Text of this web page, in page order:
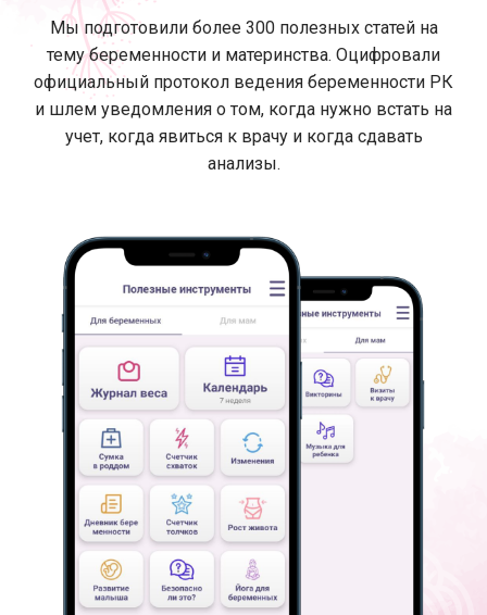
Мы подготовили более 300 полезных статей на
тему беременности и материнства. Оцифровали
официальный протокол ведения беременности РК
и шлем уведомления о том, когда нужно встать на
учет, когда явиться к врачу и когда сдавать
анализы.